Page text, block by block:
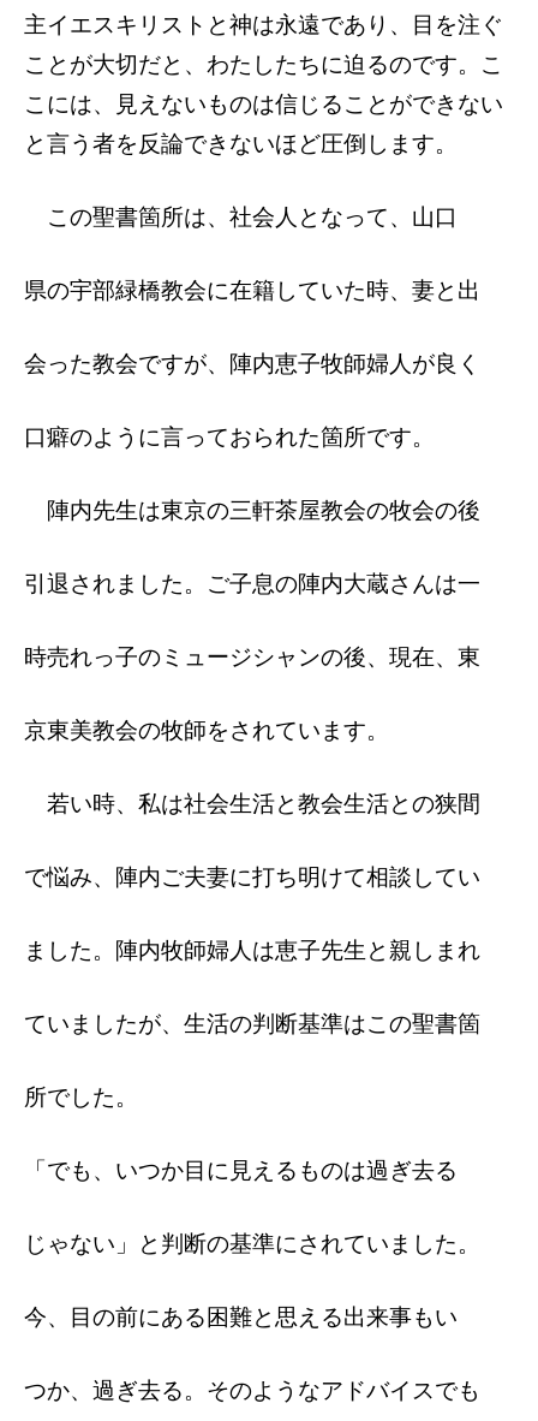
主イエスキリス トと神は永遠であり、目を注ぐ
ことが大切だと、わたしたちに迫るのです。こ
こには、
見えないものは信じることができない
と言う 者を反論できないほど圧倒します。
この聖書箇所は、社会人となって、山口
県の宇部緑橋教会に在籍していた時、妻と出
会った教会ですが、陣内恵子牧師婦人が良く
口癖のように言っておられた箇所です。
陣内先生は東京の三軒茶屋教会の牧会の後
引退されました。ご子息の陣内大蔵さんは一
時売れっ子のミュージシャンの後、現在、東
京東美教会の牧師をされています。
若い時、私は社会生活と教会生活との狭間
で悩み、陣内ご夫妻に打ち明けて相談してい
ました。陣内牧師婦人は恵子先生と親しまれ
ていましたが、生活の判断基準はこの聖書箇
所でした。
「でも、いつか目に見えるものは過ぎ去る
じゃない」と判断の基準にされていました。
今、目の前にある困難と思える出来事もい
つか、過ぎ去る。そのようなアドバイスでも